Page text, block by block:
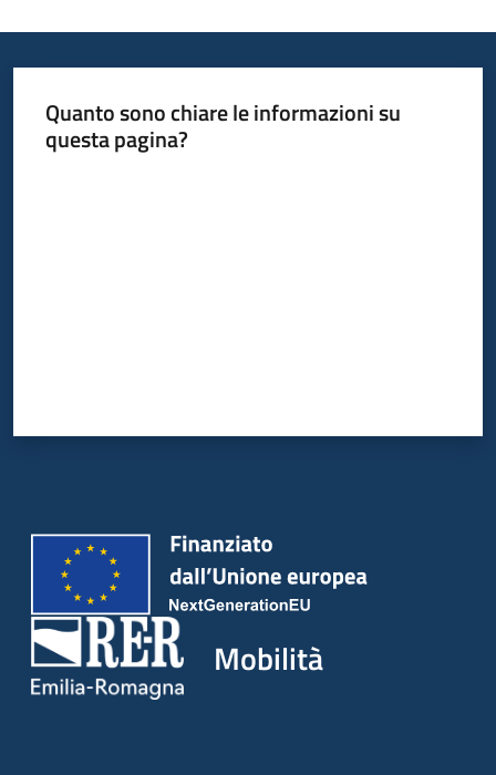
Quanto sono chiare le informazioni su
questa pagina?
Mobilità